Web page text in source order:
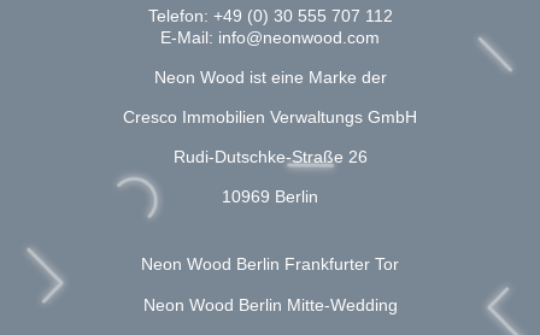
Telefon: +49 (0) 30 555 707 112
E-Mail: info@neonwood.com
Neon Wood ist eine Marke der
Cresco Immobilien Verwaltungs GmbH
Rudi-Dutschke-Straße 26
10969 Berlin
Neon Wood Berlin Frankfurter Tor
Neon Wood Berlin Mitte-Wedding